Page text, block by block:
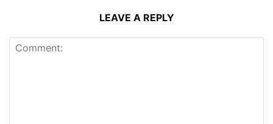
LEAVE A REPLY